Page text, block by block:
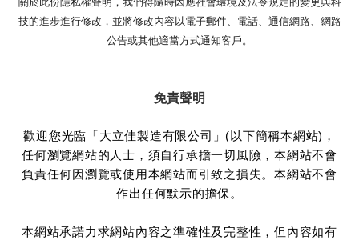
技的進步進行修改，並將修改內容以電子郵件、電話、通信網路、網路
公告或其他適當方式通知客戶。
免責聲明
歡迎您光臨「大立佳製造有限公司」(以下簡稱本網站)，
任何瀏覽網站的人士，須自行承擔一切風險，本網站不會
負責任何因瀏覽或使用本網站而引致之損失。本網站不會
作出任何默示的擔保。
本網站承諾力求網站內容之準確性及完整性，但內容如有